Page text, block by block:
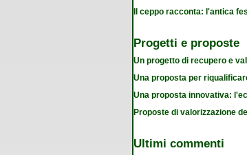
Il ceppo racconta: l'antica
Progetti e proposte
Un progetto di recupero e
Una proposta per
Una proposta innovativa:
Proposte di valorizzazione
Ultimi commenti